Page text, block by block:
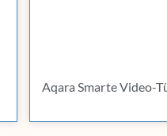
Aqara Smarte Video-